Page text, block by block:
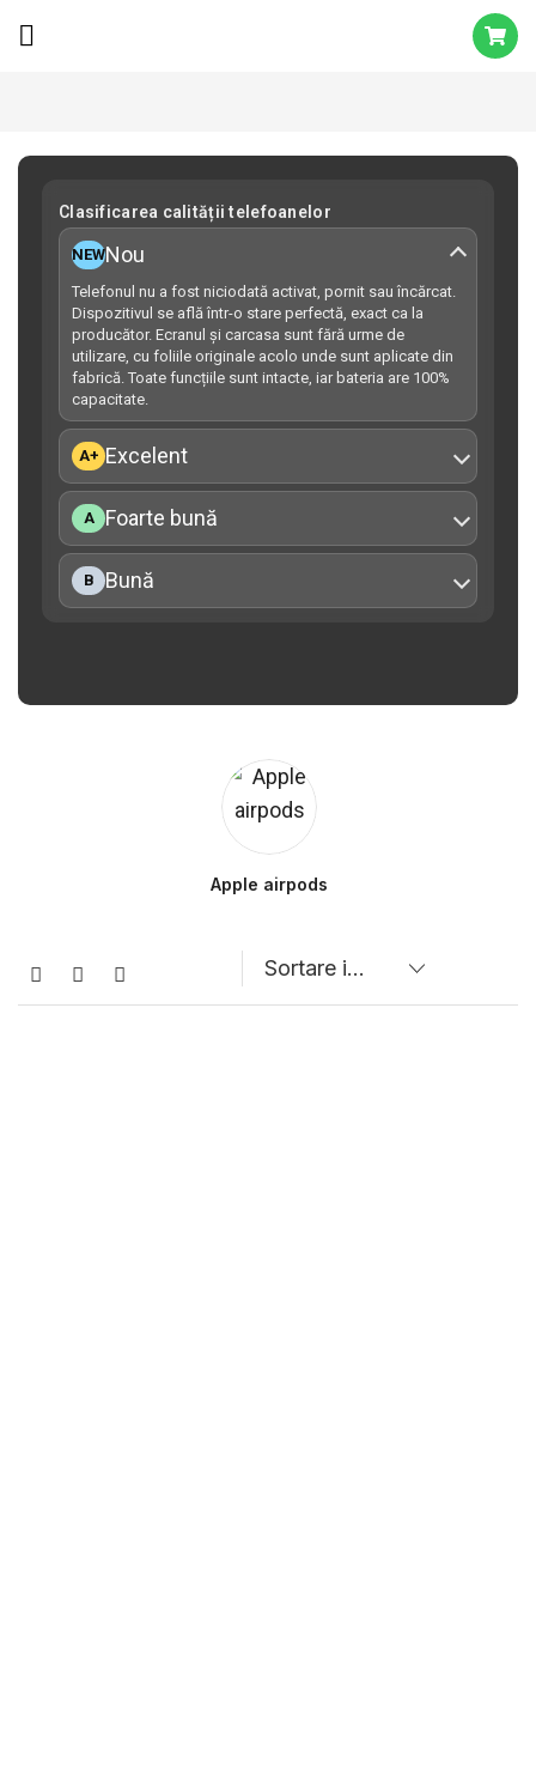
Clasificarea calității telefoanelor
NEWNou
Telefonul nu a fost niciodată activat, pornit sau încărcat.
Dispozitivul se află într-o stare perfectă, exact ca la
producător. Ecranul și carcasa sunt fără urme de
utilizare, cu foliile originale acolo unde sunt aplicate din
fabrică. Toate funcțiile sunt intacte, iar bateria are 100%
capacitate.
A+ Excelent
A Foarte bună
B Bună
Apple airpods